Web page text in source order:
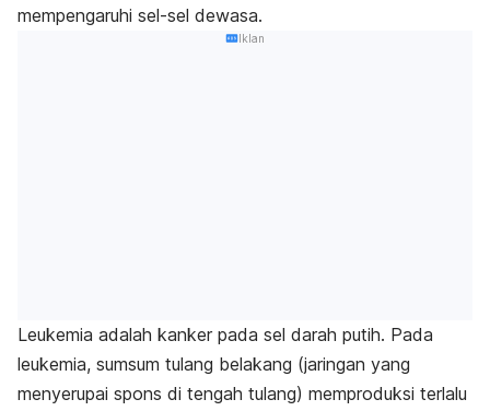
mempengaruhi sel-sel dewasa.
Iklan
Leukemia adalah kanker pada sel darah putih. Pada
leukemia, sumsum tulang belakang (jaringan yang
menyerupai spons di tengah tulang) memproduksi terlalu